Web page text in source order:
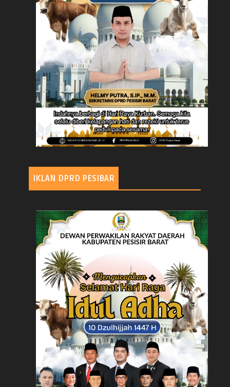
IKLAN DPRD PESIBAR